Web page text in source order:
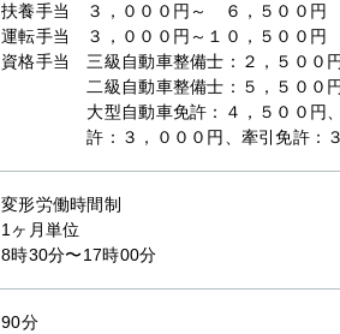
扶養手当 ３，０００円～ ６，５００円
運転手当 ３，０００円～１０，５００円
資格手当 三級自動車整備士：２，
二級自動車整備士：５，５
大型自動車免許：４，５００円、
許：３，０００円、牽引免許：３
変形労働時間制
1ヶ月単位
8時30分〜17時00分
90分